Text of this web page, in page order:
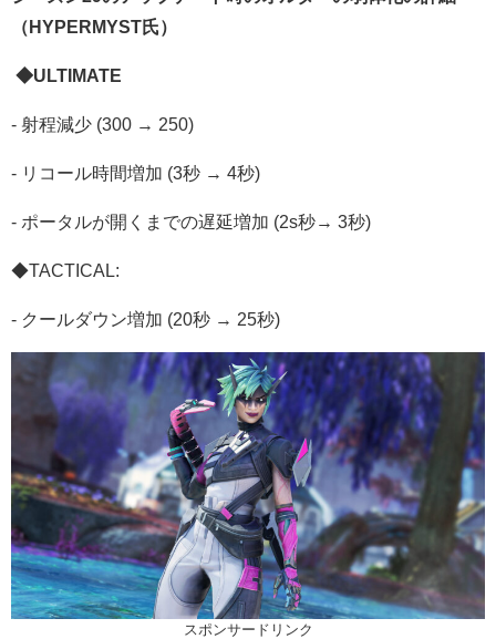
（HYPERMYST氏）
◆ULTIMATE
- 射程減少 (300 → 250)
- リコール時間増加 (3秒 → 4秒)
- ポータルが開くまでの遅延増加 (2s秒→ 3秒)
◆TACTICAL:
- クールダウン増加 (20秒 → 25秒)
スポンサードリンク